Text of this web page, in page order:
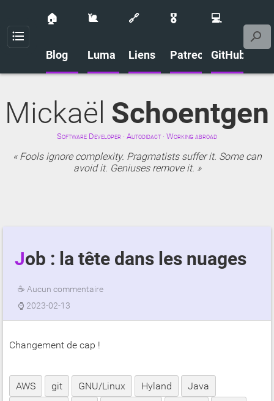
Menu
🏠
Blog
🐌
Luma
🔗
Liens
🎖️
Patreon
💻
GitHub
Mickaël Schoentgen
Software Developer · Autodidact · Working abroad
Fools ignore complexity. Pragmatists suffer it. Some can
avoid it. Geniuses remove it.
Job : la tête dans les nuages
☕ Aucun commentaire
⌚ 2023-02-13
Changement de cap !
AWS git GNU/Linux Hyland
Java